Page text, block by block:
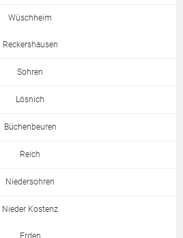
Wüschheim
Reckershausen
Sohren
Lösnich
Büchenbeuren
Reich
Niedersohren
Nieder Kostenz
Erden